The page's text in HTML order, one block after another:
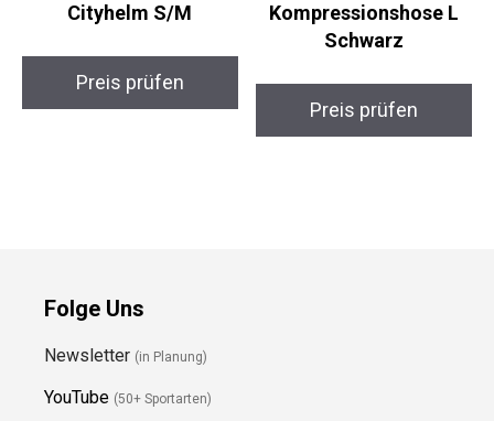
Cityhelm S/M
Preis prüfen
Kompressionshose L
Schwarz
Preis prüfen
Folge Uns
Newsletter (in Planung)
YouTube (50+ Sportarten)